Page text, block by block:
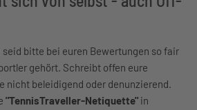
bitte bei euren Bewertungen so fair
gehört. Schreibt offen eure
nicht beleidigend oder denunzierend.
"TennisTraveller-Netiquette" in